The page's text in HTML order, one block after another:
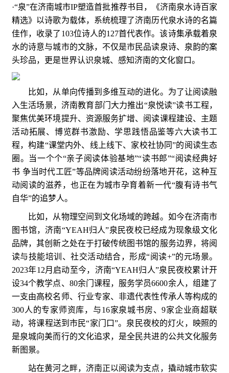
·“泉”在济南城市IP塑造首批推荐书目，《济南泉水诗百家
精选》以诗歌为载体，系统梳理了济南历代泉水诗的名篇
佳作，收录了103位诗人的127首代表作。该诗集承载着泉
水的诗意与城市的文脉，不仅是市民品读泉诗、泉韵的案
头珍品，更是世界认识泉城、感知济南的文化窗口。
比如，从单向传播到多维互动的进化。为了让阅读融
入生活场景，济南教育部门大力推出“泉悦读”读书工程，
聚焦优美环境提升、资源服务扩增、阅读课程建设、主题
活动拓展、博览群书激励、学思践悟品鉴等六大读书工
程，构建“课堂内外、线上线下、家校社协同”的阅读生态
圈。当一个个“亲子阅读体验基地”“读书郎”“阅读经典好
书 争当时代工匠”等品牌阅读活动纷纷落地开花，这种互
动阅读的滋养，也正在为城市孕育着新一代“腹有诗书气
自华”的追梦人。
比如，从物理空间到文化场域的跨越。如今在济南市
图书馆，济南“YEAH归人”泉民夜校已经成为现象级文化
品牌，其创新之处在于打破传统图书馆的服务边界，将阅
读与技能培训、社交活动结合，形成“阅读+”的元场景。
2023年12月启动至今，济南“YEAH归人”泉民夜校累计开
设34个教学点、80余门课程，服务学员6600余人，组建了
一支由高校名师、行业专家、非遗代表性传承人等构成的
300人的专家师资库，与16家泉城书房、9家企业商超联
动，将课程送到市民“家门口”。泉民夜校的灯火，映照的
是泉城向美而行的文化追求，是全民共进的公共文化服务
新图景。
站在黄河之畔，济南正以阅读为支点，撬动城市软实